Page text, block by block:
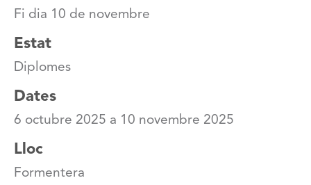
Fi dia 10 de novembre
Estat
Diplomes
Dates
6 octubre 2025 a 10 novembre 2025
Lloc
Formentera